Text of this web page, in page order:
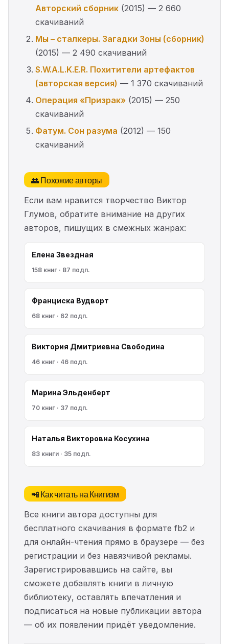
Авторский сборник (2015) — 2 660
скачиваний
Мы – сталкеры. Загадки Зоны (сборник)
(2015) — 2 490 скачиваний
S.W.A.L.K.E.R. Похитители артефактов
(авторская версия) — 1 370 скачиваний
Операция «Призрак» (2015) — 250
скачиваний
Фатум. Сон разума (2012) — 150
скачиваний
👥 Похожие авторы
Если вам нравится творчество Виктор
Глумов, обратите внимание на других
авторов, пишущих в смежных жанрах:
Елена Звездная
158 книг · 87 подп.
Франциска Вудворт
68 книг · 62 подп.
Виктория Дмитриевна Свободина
46 книг · 46 подп.
Марина Эльденберт
70 книг · 37 подп.
Наталья Викторовна Косухина
83 книги · 35 подп.
📲 Как читать на Книгизм
Все книги автора доступны для
бесплатного скачивания в формате fb2 и
для онлайн-чтения прямо в браузере — без
регистрации и без навязчивой рекламы.
Зарегистрировавшись на сайте, вы
сможете добавлять книги в личную
библиотеку, оставлять впечатления и
подписаться на новые публикации автора
— об их появлении придёт уведомление.